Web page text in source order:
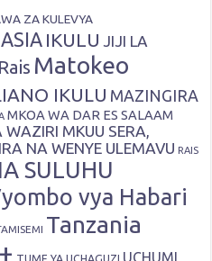
ZA KULEVYA
IKULU JIJI LA
Matokeo
IKULU MAZINGIRA
MKOA WA DAR ES SALAAM
WAZIRI MKUU SERA,
NA WENYE ULEMAVU RAIS
SULUHU
vya Habari
Tanzania
UCHUMI